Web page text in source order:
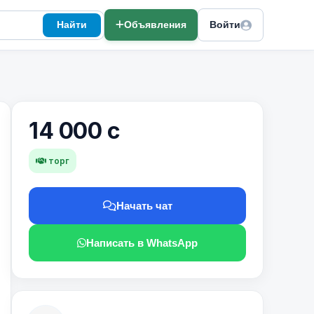
Найти Объявления Войти
14 000 с
торг
Начать чат
Написать в WhatsApp